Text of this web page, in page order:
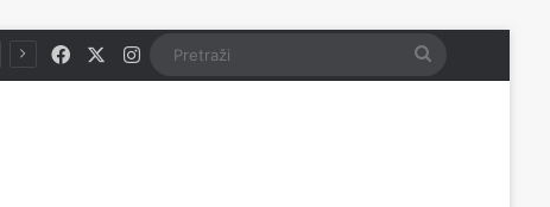
FacebookInstagram Pretraži